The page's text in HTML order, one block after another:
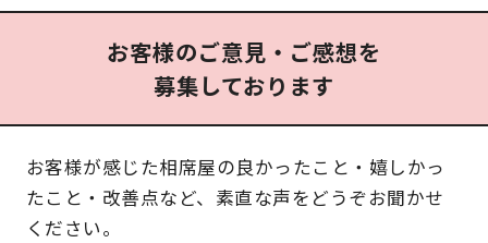
お客様のご意見・ご感想を
募集しております
お客様が感じた相席屋の良かったこと・嬉しかっ
たこと・改善点など、素直な声をどうぞお聞かせ
ください。